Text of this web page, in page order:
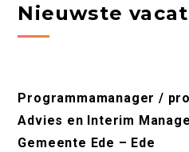
Nieuwste
Programmamanager /
Advies en Interim
Gemeente Ede – Ede